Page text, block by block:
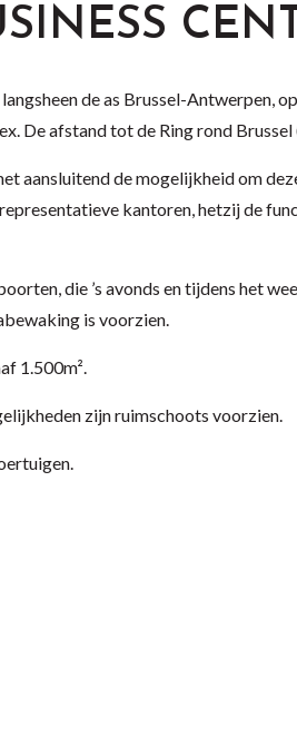
de as Brussel-Antwerpen, op
De afstand tot de Ring rond Brussel
aansluitend de mogelijkheid om
kantoren, hetzij de
die ’s avonds en tijdens het
is voorzien.
1.500m².
zijn ruimschoots voorzien.